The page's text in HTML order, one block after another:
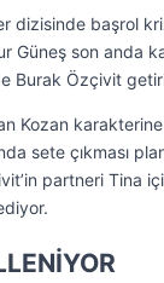
dizisinde başrol
Güneş son anda
Burak Özçivit
Kozan
sete çıkması
partneri Tina